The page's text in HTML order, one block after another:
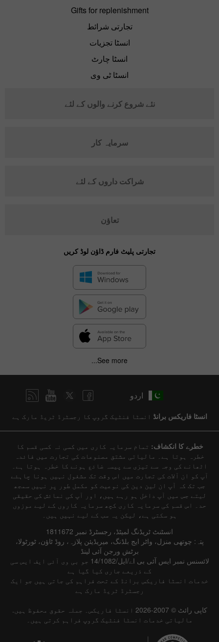
Gifts for replenishment
تجارتی شرائط
انسٹا تجزیات
انسٹا چارٹ
انسٹا ٹی وی
نئے شروع کرنے والوں کے لئے
سرمایہ کار
شراکت داروں کے لئے
تعاؤن
تجارتی پلیٹ فارم ڈاؤن لوڈ کریں
See more...
اردو
انسٹا فاریکس برانڈ انسٹا فنٹیک گروپ کا رجسٹرڈ ٹریڈ مارک ہے
خطرے کا انکشاف: تمام سرمایہ کاری میں کسی نہ کسی قسم کا
خطرہ ہوتا ہے۔ مالیاتی مشتق مصنوعات کی تجارت میں فائدہ
اٹھانے کی وجہ سے تیزی سے پیسہ ضائع ہونے کا خطرہ ہوتا ہے۔
آپ کو ان آلات کی تجارت میں اس وقت تک مشغول نہیں ہونا چاہئے
جب تک کہ آپ ان لین دین کی نوعیت کو مکمل طور پر نہیں سمجھ
لیتے جس میں آپ داخل ہو رہے ہیں، اور آپ کی نمائش کی حقیقی
حد۔ اس قسم کی سرمایہ کاری کچھ سرمایہ کاروں کے لیے موزوں
ہو سکتی ہے، لیکن یہ سب کے لیے نہیں ہیں۔
انسٹنٹ ٹریڈنگ لمیٹڈ، رجسٹرڈ نمبر 1811672
پتہ: چوتھی منزل، واٹر ایج بلڈنگ، میریڈیئن پلازہ، روڈ ٹاؤن، ٹورٹولا،
برٹش ورجن آئی لینڈ
لائسنس نمبر ایس آئی بی اے/ایل/14/1082 جو بی وی آئی ایف ایس سی
کے ذریعے جاری کیا گیا ہے
خدمات انسٹا فاریکس برانڈ کے تحت فراہم کی جاتی ہیں جو ایک
رجسٹرڈ ٹریڈ مارک ہے
کاپی رائٹ © 2007-2026 انسٹا فاریکس۔ جملہ حقوق محفوظ ہیں.
مالیاتی خدمات انسٹا فنٹیک گروپ فراہم کرتی ہیں۔